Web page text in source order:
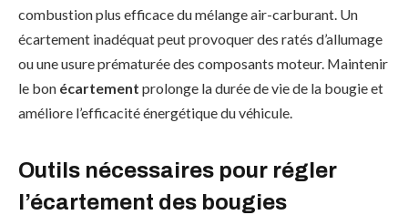
combustion plus efficace du mélange air-carburant. Un
écartement inadéquat peut provoquer des ratés d’allumage
ou une usure prématurée des composants moteur. Maintenir
le bon écartement prolonge la durée de vie de la bougie et
améliore l’efficacité énergétique du véhicule.
Outils nécessaires pour régler
l’écartement des bougies